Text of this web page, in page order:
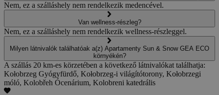
Nem, ez a szálláshely nem rendelkezik medencével.
Van wellness-részleg?
Nem, ez a szálláshely nem rendelkezik wellness-részleggel.
Milyen látnivalók találhatóak a(z) Apartamenty Sun & Snow GEA ECO
környékén?
A szállás 20 km-es körzetében a következő látnivalókat találhatja:
Kołobrzeg Gyógyfürdő, Kołobrzeg-i világítótorony, Kołobrzegi
móló, Kolobřeh Ócenárium, Kolobreni katedrális